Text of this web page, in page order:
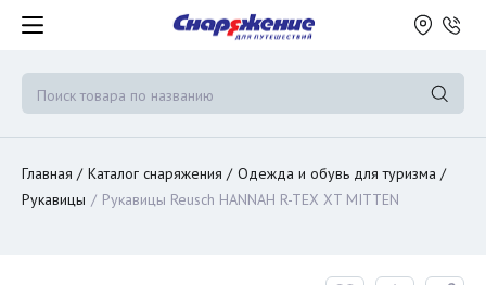
Главная Каталог снаряжения
Одежда и обувь для туризма
Рукавицы
Рукавицы Reusch HANNAH R-TEX XT MITTEN